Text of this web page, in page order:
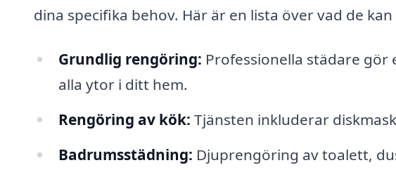
dina specifika behov. Här är en lista över vad de
Grundlig rengöring: Professionella städare
alla ytor i ditt hem.
Rengöring av kök: Tjänsten inkluderar
Badrumsstädning: Djuprengöring av toalett,